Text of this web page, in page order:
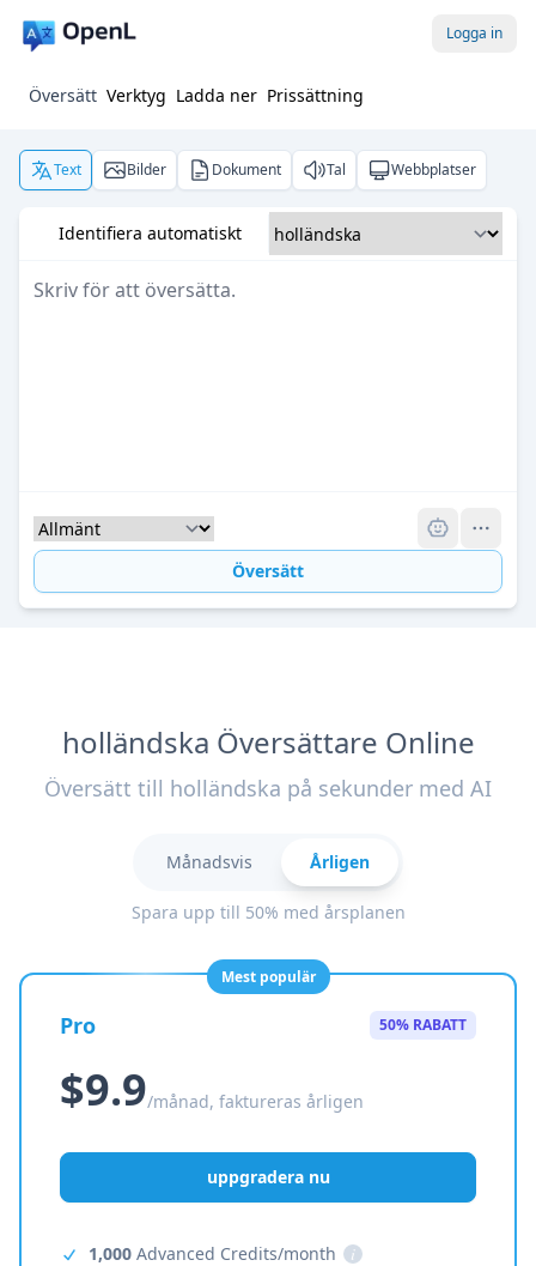
Logga in
Översätt Verktyg Ladda ner Prissättning
Text Bilder Dokument Tal Webbplatser
Identifiera automatiskt
Översätt
holländska Översättare Online
Översätt till holländska på sekunder med AI
Månadsvis Årligen
Spara upp till 50% med årsplanen
Mest populär
Pro 50% RABATT
$9.9/månad, faktureras årligen
uppgradera nu
1,000 Advanced Credits/month
i